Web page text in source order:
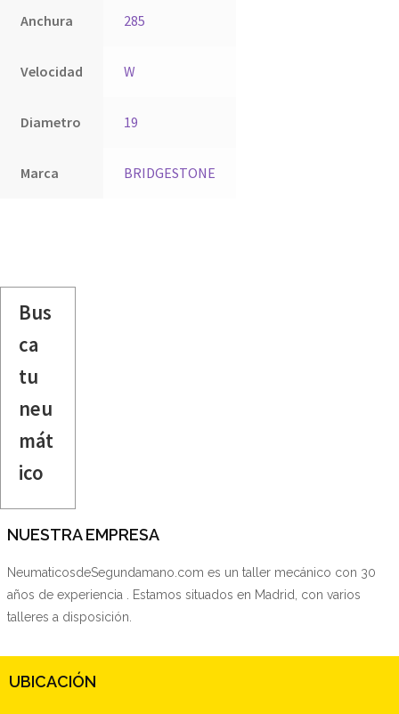
Anchura 285
Velocidad W
Diametro 19
Marca BRIDGESTONE
Bus
ca
tu
neu
mát
ico
NUESTRA EMPRESA
NeumaticosdeSegundamano.com es un taller mecánico con 30
años de experiencia . Estamos situados en Madrid, con varios
talleres a disposición.
UBICACIÓN